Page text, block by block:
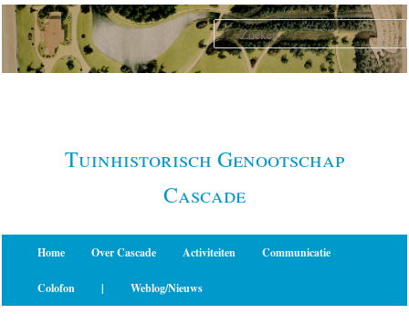
Spring
naar
primaire
Tuinhistorisch Genootschap
Cascade
Home Over Cascade Activiteiten Communicatie
Colofon | Weblog/Nieuws